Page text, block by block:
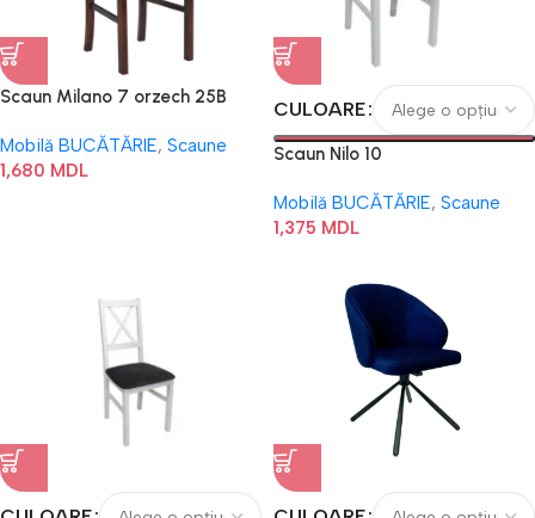
Scaun Milano 7 orzech 25B
Mobilă BUCĂTĂRIE, Scaune
1,680 MDL
CULOARE
Scaun Nilo 10
Mobilă BUCĂTĂRIE, Scaune
1,375 MDL